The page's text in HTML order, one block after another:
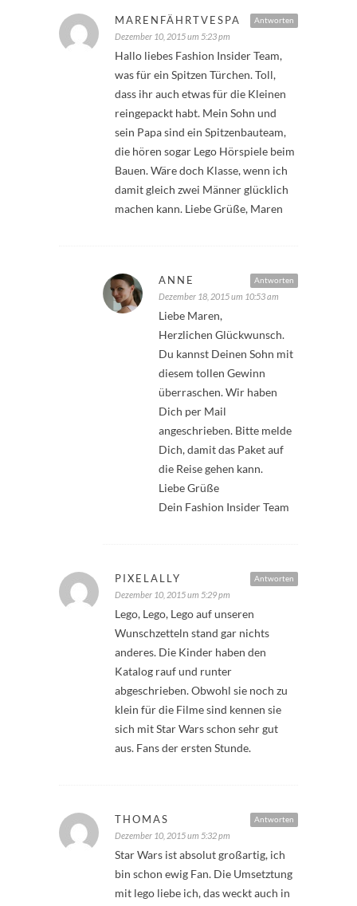
Antworten
MARENFÄHRTVESPA
Dezember 10, 2015 um 5:23 pm
Hallo liebes Fashion Insider Team,
was für ein Spitzen Türchen. Toll,
dass ihr auch etwas für die Kleinen
reingepackt habt. Mein Sohn und
sein Papa sind ein Spitzenbauteam,
die hören sogar Lego Hörspiele beim
Bauen. Wäre doch Klasse, wenn ich
damit gleich zwei Männer glücklich
machen kann. Liebe Grüße, Maren
Antworten
ANNE
Dezember 18, 2015 um 10:53 am
Liebe Maren,
Herzlichen Glückwunsch.
Du kannst Deinen Sohn mit
diesem tollen Gewinn
überraschen. Wir haben
Dich per Mail
angeschrieben. Bitte melde
Dich, damit das Paket auf
die Reise gehen kann.
Liebe Grüße
Dein Fashion Insider Team
Antworten
PIXELALLY
Dezember 10, 2015 um 5:29 pm
Lego, Lego, Lego auf unseren
Wunschzetteln stand gar nichts
anderes. Die Kinder haben den
Katalog rauf und runter
abgeschrieben. Obwohl sie noch zu
klein für die Filme sind kennen sie
sich mit Star Wars schon sehr gut
aus. Fans der ersten Stunde.
Antworten
THOMAS
Dezember 10, 2015 um 5:32 pm
Star Wars ist absolut großartig, ich
bin schon ewig Fan. Die Umsetztung
mit lego liebe ich, das weckt auch in